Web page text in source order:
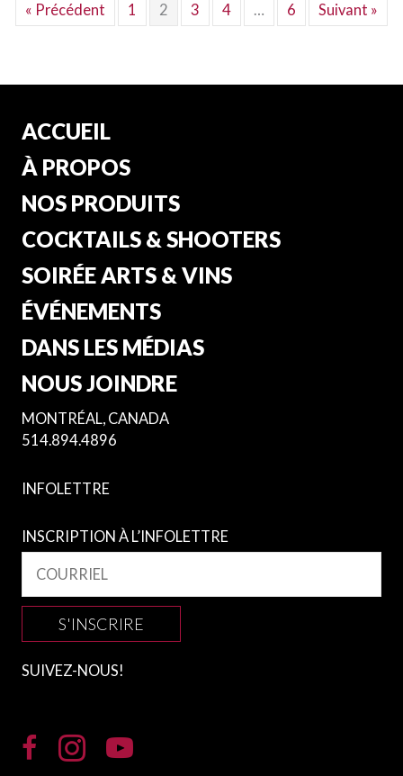
« Précédent 1 2 3 4 … 6 Suivant »
ACCUEIL
À PROPOS
NOS PRODUITS
COCKTAILS & SHOOTERS
SOIRÉE ARTS & VINS
ÉVÉNEMENTS
DANS LES MÉDIAS
NOUS JOINDRE
MONTRÉAL, CANADA
514.894.4896
INFOLETTRE
INSCRIPTION À L’INFOLETTRE
S'INSCRIRE
SUIVEZ-NOUS!